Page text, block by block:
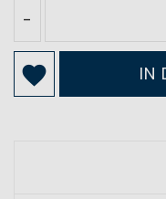
-
IN